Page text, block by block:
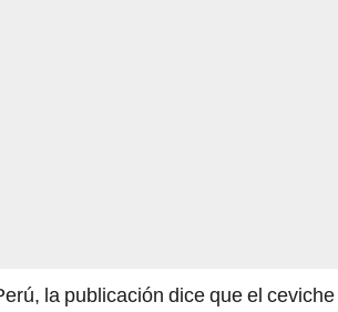
la publicación dice que el